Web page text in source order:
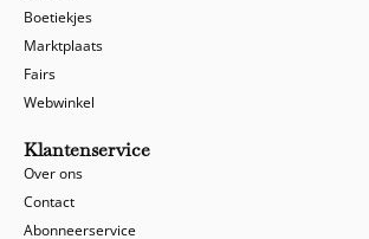
Boetiekjes
Marktplaats
Fairs
Webwinkel
Klantenservice
Over ons
Contact
Abonneerservice